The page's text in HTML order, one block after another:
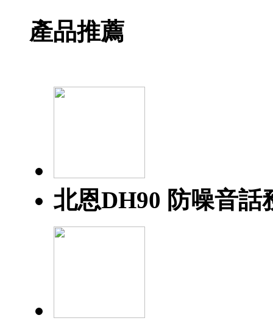
產品推薦
北恩DH90 防噪音話